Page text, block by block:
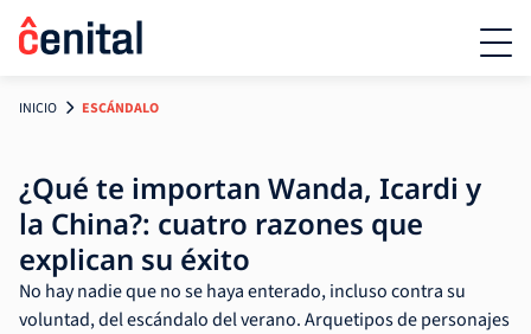
INICIO ESCÁNDALO
¿Qué te importan Wanda, Icardi y
la China?: cuatro razones que
explican su éxito
No hay nadie que no se haya enterado, incluso contra su
voluntad, del escándalo del verano. Arquetipos de personajes